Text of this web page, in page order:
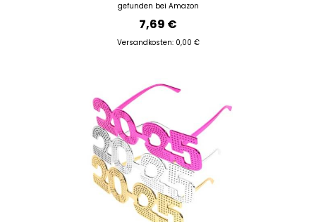
gefunden bei Amazon
7,69 €
Versandkosten: 0,00 €